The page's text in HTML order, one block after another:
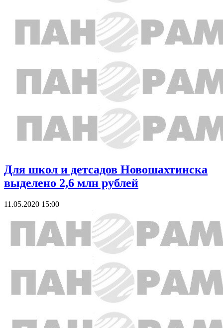
Для школ и детсадов Новошахтинска
выделено 2,6 млн рублей
11.05.2020 15:00